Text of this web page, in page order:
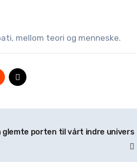
mellom teori og menneske.
glemte porten til vårt indre univers